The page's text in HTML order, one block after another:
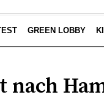
GREEN LOBBY
nach